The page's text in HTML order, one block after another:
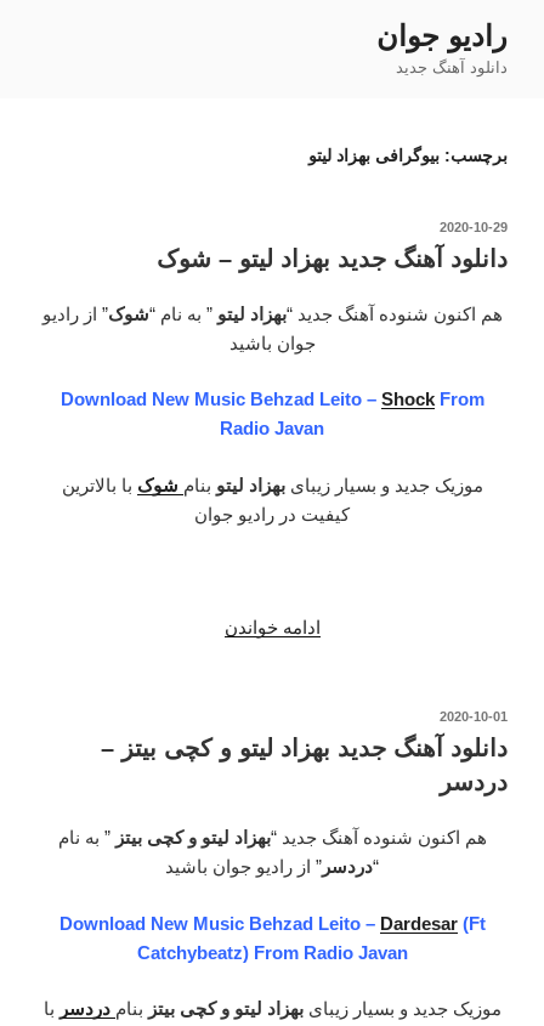
محتوا
رادیو جوان
دانلود آهنگ جدید
برچسب: بیوگرافی بهزاد لیتو
نوشته‌شده
2020-10-29
دانلود آهنگ جدید بهزاد لیتو – شوک
هم اکنون شنوده آهنگ جدید “بهزاد لیتو” به نام “شوک” از رادیو
جوان باشید
Download New Music Behzad Leito – ShockFrom
Radio Javan
موزیک جدید و بسیار زیبایبهزاد لیتو بنام شوک با بالاترین
کیفیت در رادیو جوان
ادامه خواندن
لیتو
نوشته‌شده
2020-10-01
دانلود آهنگ جدید بهزاد لیتو و کچی بیتز –
دردسر
هم اکنون شنوده آهنگ جدید “بهزاد لیتو و کچی بیتز” به نام
“دردسر ” از رادیو جوان باشید
Download New Music Behzad Leito – Dardesar(Ft
Catchybeatz) From Radio Javan
موزیک جدید و بسیار زیبایبهزاد لیتو و کچی بیتز بنام دردسر با